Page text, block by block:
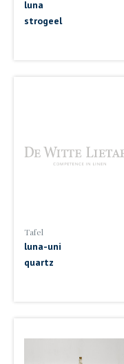
luna
strogeel
Tafel
luna-uni
quartz